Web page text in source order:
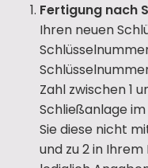
Fertigung nach
Ihren neuen
Zahl zwischen 1
Schließanlage
Sie diese nicht
und zu 2 in